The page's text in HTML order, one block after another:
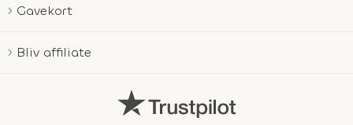
Gavekort
Bliv affiliate